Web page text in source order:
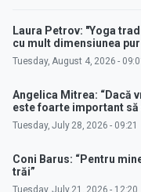
Laura Petrov: "Yoga
cu mult dimensiunea
Tuesday, August 4, 2026 -
Angelica Mitrea: “Dacă
este foarte important
Tuesday, July 28, 2026 - 09:21
Coni Barus: “Pentru
trăi”